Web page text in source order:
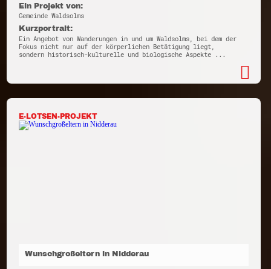
Ein Projekt von:
Gemeinde Waldsolms
Kurzportrait:
Ein Angebot von Wanderungen in und um Waldsolms, bei dem der
Fokus nicht nur auf der körperlichen Betätigung liegt,
sondern historisch-kulturelle und biologische Aspekte ...
E-LOTSEN-PROJEKT
Wunschgroßeltern in Nidderau